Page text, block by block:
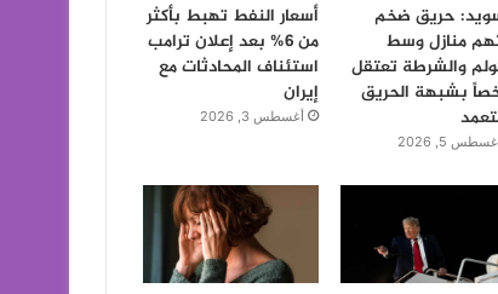
حريق ضخم
منازل وسط
والشرطة تعتقل
بشبهة الحريق
5, 2026
أسعار النفط تهبط بأكثر
من 6% بعد إعلان ترامب
استئناف المحادثات مع
إيران
أغسطس 3, 2026